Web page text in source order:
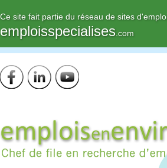
Ce site fait partie du réseau de sites
emploisspecialises .com